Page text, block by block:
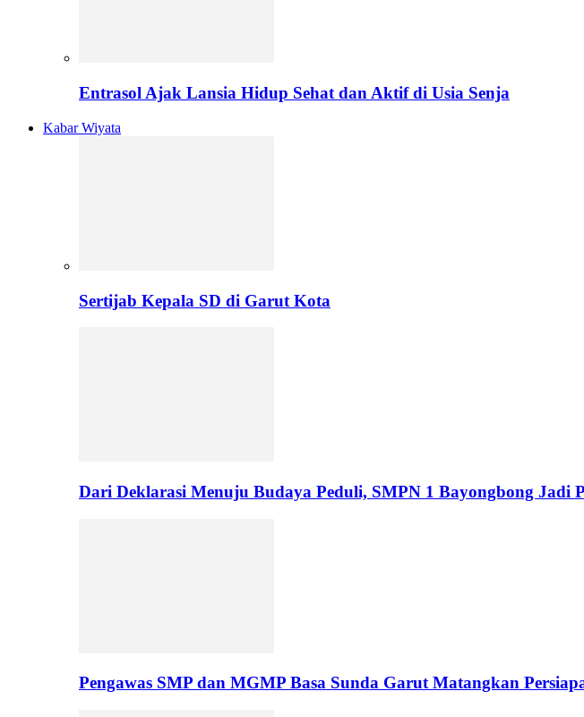
Entrasol Ajak Lansia Hidup Sehat dan Aktif di Usia Senja
Kabar Wiyata
Sertijab Kepala SD di Garut Kota
Dari Deklarasi Menuju Budaya Peduli, SMPN 1 Bayongbong Jadi
Pengawas SMP dan MGMP Basa Sunda Garut Matangkan